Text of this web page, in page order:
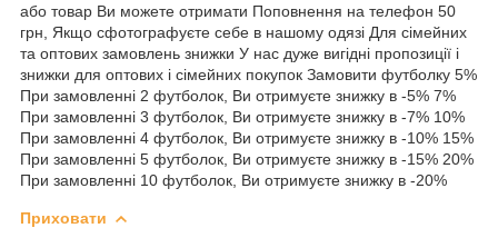
або товар Ви можете отримати Поповнення на телефон 50
грн, Якщо сфотографуєте себе в нашому одязі Для сімейних
та оптових замовлень знижки У нас дуже вигідні пропозиції і
знижки для оптових і сімейних покупок Замовити футболку 5%
При замовленні 2 футболок, Ви отримуєте знижку в -5% 7%
При замовленні 3 футболок, Ви отримуєте знижку в -7% 10%
При замовленні 4 футболок, Ви отримуєте знижку в -10% 15%
При замовленні 5 футболок, Ви отримуєте знижку в -15% 20%
При замовленні 10 футболок, Ви отримуєте знижку в -20%
Приховати